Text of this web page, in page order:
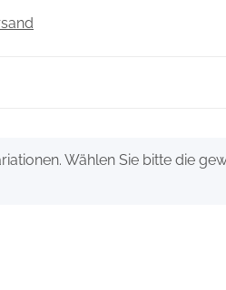
Wählen Sie bitte die